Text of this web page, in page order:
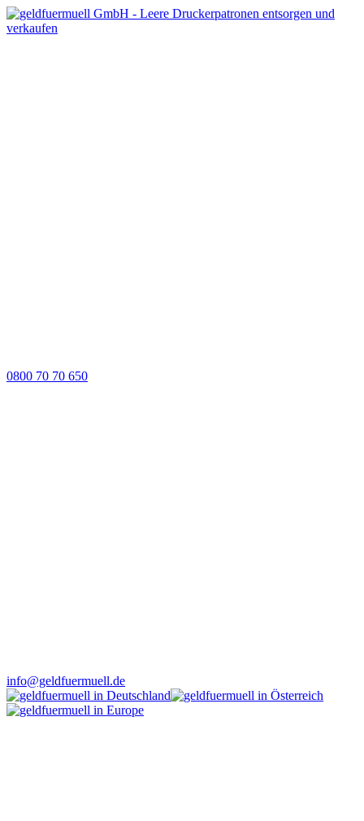
0800 70 70 650
info@geldfuermuell.de